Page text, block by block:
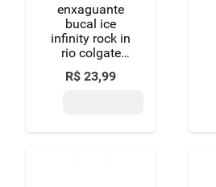
enxaguante
bucal ice
infinity rock in
rio colgate
plax frasco
leve 500ml
R$ 23,99